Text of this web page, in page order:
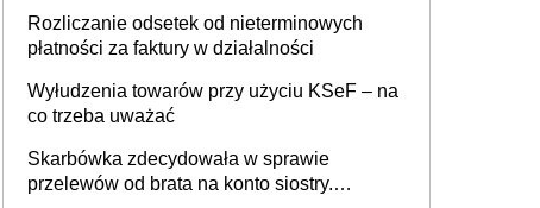
Rozliczanie odsetek od nieterminowych
płatności za faktury w działalności
Wyłudzenia towarów przy użyciu KSeF – na
co trzeba uważać
Skarbówka zdecydowała w sprawie
przelewów od brata na konto siostry.